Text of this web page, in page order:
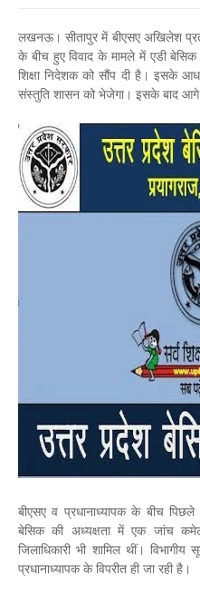
लखनऊ। सीतापुर में बीएसए अखिलेश
के बीच हुए विवाद के मामले में एडी बेसिक
शिक्षा निदेशक को सौंप दी है। इसके
संस्तुति शासन को भेजेगा। इसके बाद आगे
बीएसए व प्रधानाध्यापक के बीच
बेसिक की अध्यक्षता में एक जांच
जिलाधिकारी भी शामिल थीं।
प्रधानाध्यापक के विपरीत ही जा रही है।